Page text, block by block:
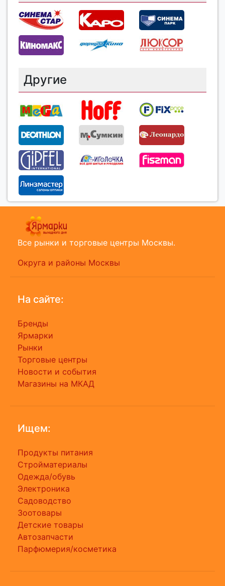
Другие
Все рынки и торговые центры Москвы.
Округа и районы Москвы
На сайте:
Бренды
Ярмарки
Рынки
Торговые центры
Новости и события
Магазины на МКАД
Ищем:
Продукты питания
Стройматериалы
Одежда/обувь
Электроника
Садоводство
Зоотовары
Детские товары
Автозапчасти
Парфюмерия/косметика